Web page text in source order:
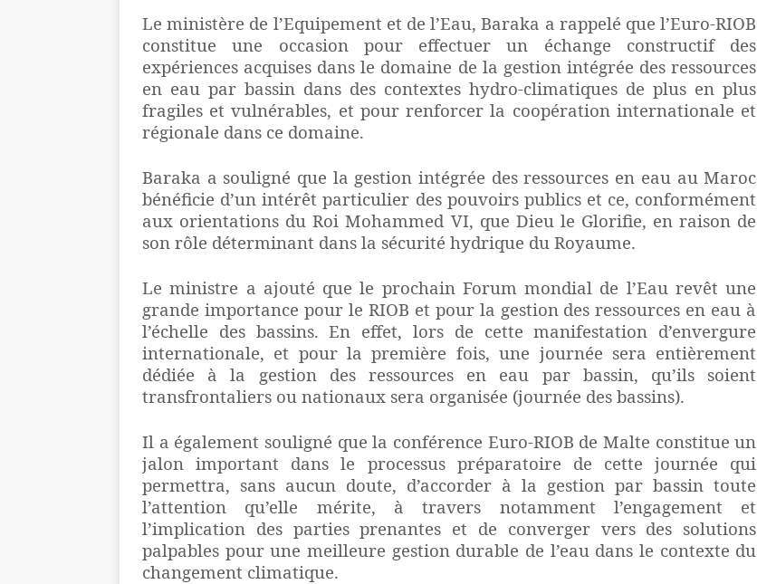
Le ministère de l’Equipement et de l’Eau, Baraka a rappelé que l’Euro-RIOB
constitue une occasion pour effectuer un échange constructif des
expériences acquises dans le domaine de la gestion intégrée des ressources
en eau par bassin dans des contextes hydro-climatiques de plus en plus
fragiles et vulnérables, et pour renforcer la coopération internationale et
régionale dans ce domaine.
Baraka a souligné que la gestion intégrée des ressources en eau au Maroc
bénéficie d’un intérêt particulier des pouvoirs publics et ce, conformément
aux orientations du Roi Mohammed VI, que Dieu le Glorifie, en raison de
son rôle déterminant dans la sécurité hydrique du Royaume.
Le ministre a ajouté que le prochain Forum mondial de l’Eau revêt une
grande importance pour le RIOB et pour la gestion des ressources en eau à
l’échelle des bassins. En effet, lors de cette manifestation d’envergure
internationale, et pour la première fois, une journée sera entièrement
dédiée à la gestion des ressources en eau par bassin, qu’ils soient
transfrontaliers ou nationaux sera organisée (journée des bassins).
Il a également souligné que la conférence Euro-RIOB de Malte constitue un
jalon important dans le processus préparatoire de cette journée qui
permettra, sans aucun doute, d’accorder à la gestion par bassin toute
l’attention qu’elle mérite, à travers notamment l’engagement et
l’implication des parties prenantes et de converger vers des solutions
palpables pour une meilleure gestion durable de l’eau dans le contexte du
changement climatique.